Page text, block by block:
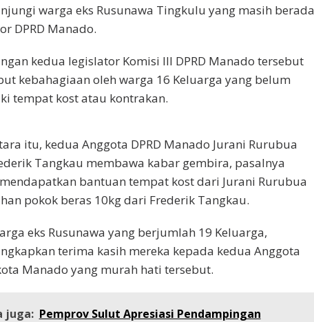
warga eks Rusunawa Tingkulu yang masih berada
DPRD Manado.
kedua legislator Komisi III DPRD Manado tersebut
kebahagiaan oleh warga 16 Keluarga yang belum
tempat kost atau kontrakan.
itu, kedua Anggota DPRD Manado Jurani Rurubua
Tangkau membawa kabar gembira, pasalnya
bantuan tempat kost dari Jurani Rurubua
pokok beras 10kg dari Frederik Tangkau.
eks Rusunawa yang berjumlah 19 Keluarga,
terima kasih mereka kepada kedua Anggota
Manado yang murah hati tersebut.
juga: Pemprov Sulut Apresiasi Pendampingan